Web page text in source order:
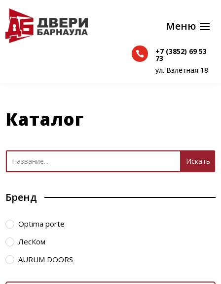
 +7 (3852) 69 53
73
ул. Взлетная 18

73
Каталог
Бренд
Optima porte
ЛесКом
AURUM DOORS